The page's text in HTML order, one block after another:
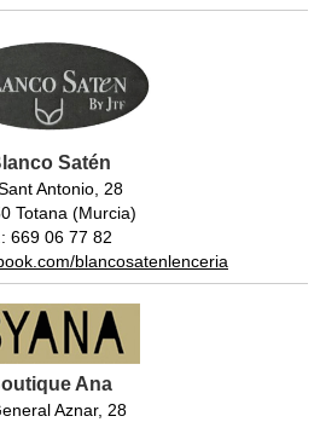
Satén
Antonio, 28
Totana (Murcia)
669 06 77 82
blancosatenlenceria
Ana
Aznar, 28